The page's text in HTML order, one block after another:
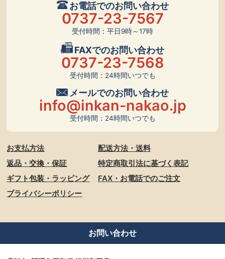
お電話でのお問い合わせ
0737-23-7567
受付時間：平日9時～17時
FAXでのお問い合わせ
0737-23-7568
受付時間：24時間いつでも
メールでのお問い合わせ
info@inkan-nakao.jp
受付時間：24時間いつでも
お支払方法
配送方法・送料
返品・交換・保証
特定商取引法に基づく表記
ギフト包装・ラッピング
FAX・お電話でのご注文
プライバシーポリシー
お問い合わせ